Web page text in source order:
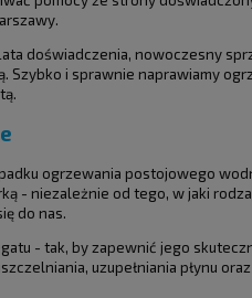
doświadczenia, nowoczesny
Szybko i sprawnie naprawiamy
ogrzewania postojowego
- niezależnie od tego, w jaki
do nas.
- tak, by zapewnić jego
uzupełniania płynu